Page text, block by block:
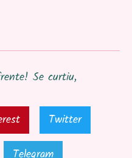
Se curtiu,
Twitter